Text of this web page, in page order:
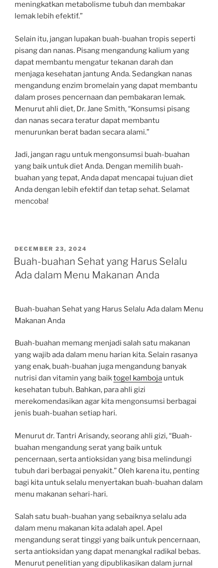
meningkatkan metabolisme tubuh dan membakar
lemak lebih efektif.”
Selain itu, jangan lupakan buah-buahan tropis seperti
pisang dan nanas. Pisang mengandung kalium yang
dapat membantu mengatur tekanan darah dan
menjaga kesehatan jantung Anda. Sedangkan nanas
mengandung enzim bromelain yang dapat membantu
dalam proses pencernaan dan pembakaran lemak.
Menurut ahli diet, Dr. Jane Smith, “Konsumsi pisang
dan nanas secara teratur dapat membantu
menurunkan berat badan secara alami.”
Jadi, jangan ragu untuk mengonsumsi buah-buahan
yang baik untuk diet Anda. Dengan memilih buah-
buahan yang tepat, Anda dapat mencapai tujuan diet
Anda dengan lebih efektif dan tetap sehat. Selamat
mencoba!
POSTED
ON
DECEMBER 23, 2024
Buah-buahan Sehat yang Harus Selalu
Ada dalam Menu Makanan Anda
Buah-buahan Sehat yang Harus Selalu Ada dalam Menu
Makanan Anda
Buah-buahan memang menjadi salah satu makanan
yang wajib ada dalam menu harian kita. Selain rasanya
yang enak, buah-buahan juga mengandung banyak
nutrisi dan vitamin yang baiktogel kamboja untuk
kesehatan tubuh. Bahkan, para ahli gizi
merekomendasikan agar kita mengonsumsi berbagai
jenis buah-buahan setiap hari.
Menurut dr. Tantri Arisandy, seorang ahli gizi, “Buah-
buahan mengandung serat yang baik untuk
pencernaan, serta antioksidan yang bisa melindungi
tubuh dari berbagai penyakit.” Oleh karena itu, penting
bagi kita untuk selalu menyertakan buah-buahan dalam
menu makanan sehari-hari.
Salah satu buah-buahan yang sebaiknya selalu ada
dalam menu makanan kita adalah apel. Apel
mengandung serat tinggi yang baik untuk pencernaan,
serta antioksidan yang dapat menangkal radikal bebas.
Menurut penelitian yang dipublikasikan dalam jurnal